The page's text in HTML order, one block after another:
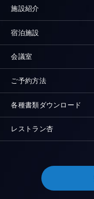
施設紹介
宿泊施設
会議室
ご予約方法
各種書類ダウンロード
レストラン杏